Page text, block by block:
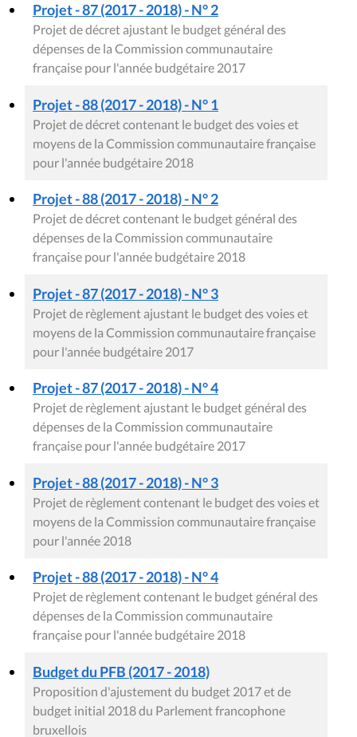
Projet - 87 (2017 - 2018) - N° 2
Projet de décret ajustant le budget général des
dépenses de la Commission communautaire
française pour l'année budgétaire 2017
Projet - 88 (2017 - 2018) - N° 1
Projet de décret contenant le budget des voies et
moyens de la Commission communautaire française
pour l'année budgétaire 2018
Projet - 88 (2017 - 2018) - N° 2
Projet de décret contenant le budget général des
dépenses de la Commission communautaire
française pour l'année budgétaire 2018
Projet - 87 (2017 - 2018) - N° 3
Projet de règlement ajustant le budget des voies et
moyens de la Commission communautaire française
pour l'année budgétaire 2017
Projet - 87 (2017 - 2018) - N° 4
Projet de règlement ajustant le budget général des
dépenses de la Commission communautaire
française pour l'année budgétaire 2017
Projet - 88 (2017 - 2018) - N° 3
Projet de règlement contenant le budget des voies et
moyens de la Commission communautaire française
pour l'année 2018
Projet - 88 (2017 - 2018) - N° 4
Projet de règlement contenant le budget général des
dépenses de la Commission communautaire
française pour l'année budgétaire 2018
Budget du PFB (2017 - 2018)
Proposition d'ajustement du budget 2017 et de
budget initial 2018 du Parlement francophone
bruxellois